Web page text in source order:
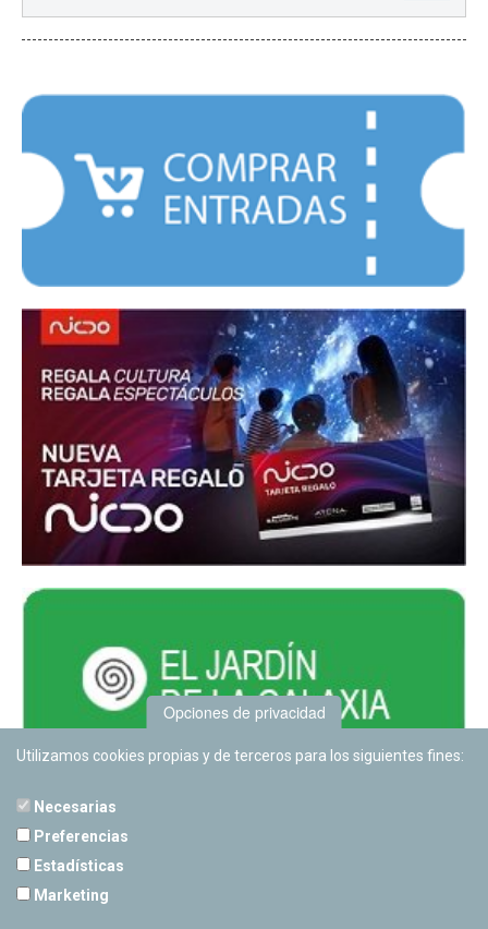
Opciones de privacidad
Utilizamos cookies propias y de terceros para los siguientes fines:
Necesarias
Preferencias
Estadísticas
Marketing